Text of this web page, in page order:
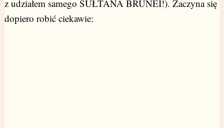
z udziałem samego SUŁTANA BRUNEI!). Zaczyna się
dopiero robić ciekawie: